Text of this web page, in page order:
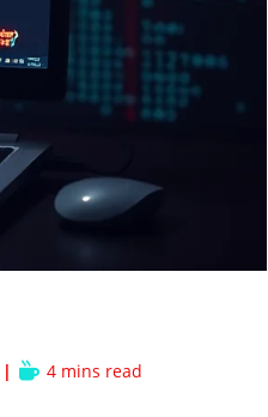
Reading
4 mins read